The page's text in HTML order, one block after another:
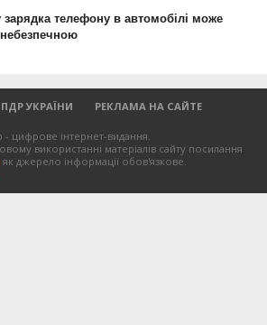
ПДР УКРАЇНИ РЕКЛАМА НА САЙТЕ
цифрове інтернет-видання.
використанні матеріалів сайту посилання
як джерело інформації обов'язкове.